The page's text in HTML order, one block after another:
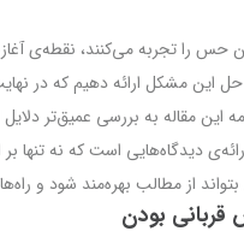
حس را تجربه می‌کنند، نقطه‌ی
حل این مشکل ارائه دهیم که در
این مقاله به بررسی عمیق‌تر
دیدگاه‌هایی است که نه تنها
از مطالب بهره‌مند شود و
بودن